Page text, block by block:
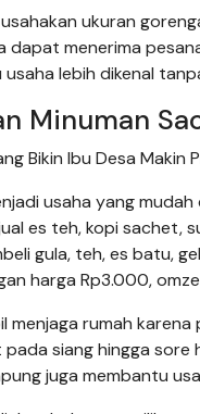
ukuran
dapat menerima
lebih dikenal
Minuman
Bikin Ibu Desa
usaha yang
es teh, kopi sachet,
gula, teh, es batu,
harga Rp3.000,
menjaga rumah
siang hingga
juga membantu